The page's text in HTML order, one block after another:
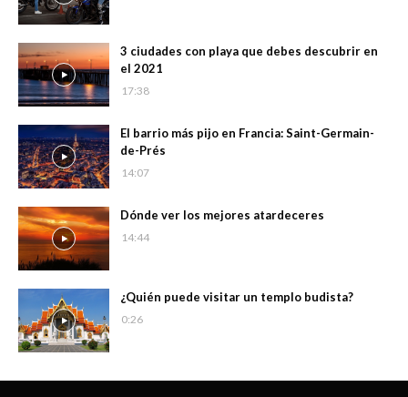
3 ciudades con playa que debes descubrir en
el 2021
17:38
El barrio más pijo en Francia: Saint-Germain-
de-Prés
14:07
Dónde ver los mejores atardeceres
14:44
¿Quién puede visitar un templo budista?
0:26